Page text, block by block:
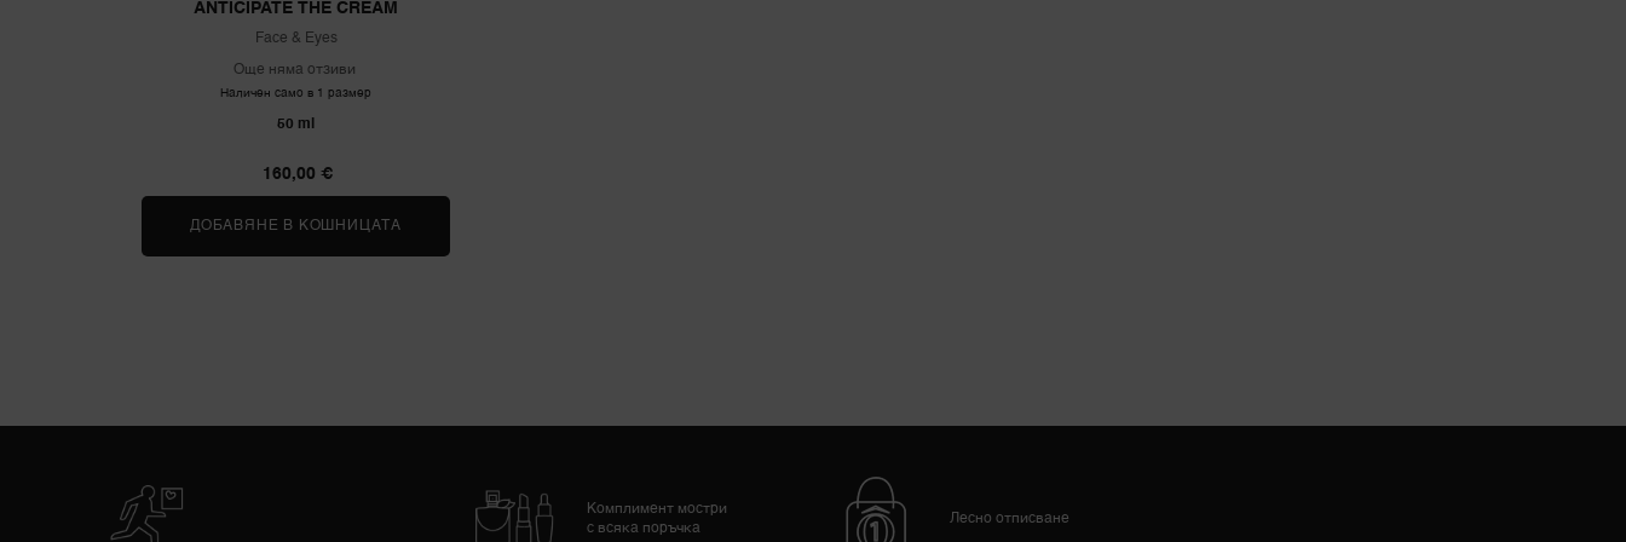
ANTICIPATE THE CREAM
Face & Eyes
Още няма отзиви
Наличен само в 1 размер
50 ml
160,00 €
ДОБАВЯНЕ В КОШНИЦАТА
Комплимент мостри
с всяка поръчка
Лесно отписване